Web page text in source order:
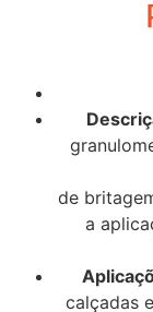
de
a
calçadas